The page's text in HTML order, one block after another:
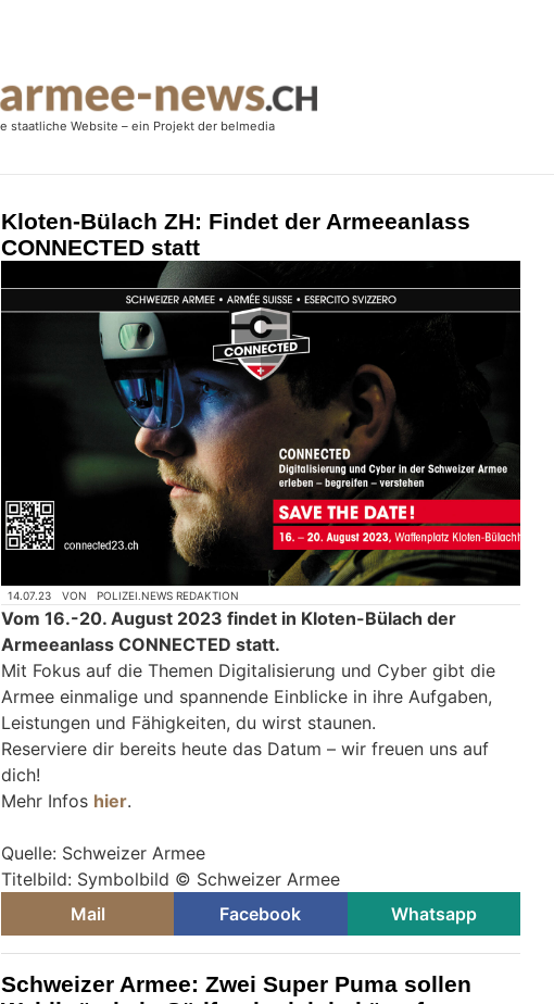
Kloten-Bülach ZH: Findet der Armeeanlass
CONNECTED statt
14.07.23 VON POLIZEI.NEWS REDAKTION
Vom 16.-20. August 2023 findet in Kloten-Bülach der
Armeeanlass CONNECTED statt.
Mit Fokus auf die Themen Digitalisierung und Cyber gibt die
Armee einmalige und spannende Einblicke in ihre Aufgaben,
Leistungen und Fähigkeiten, du wirst staunen.
Reserviere dir bereits heute das Datum – wir freuen uns auf
dich!
Mehr Infos hier.
Quelle: Schweizer Armee
Titelbild: Symbolbild © Schweizer Armee
Mail
Facebook Whatsapp
Schweizer Armee: Zwei Super Puma sollen